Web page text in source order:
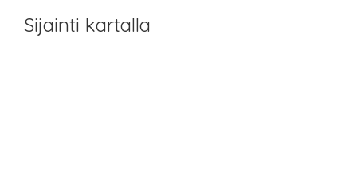
Sijainti kartalla